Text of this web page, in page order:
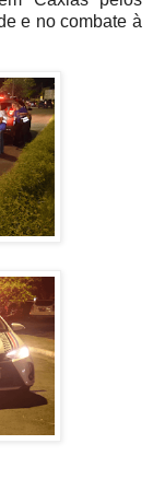
e no combate à